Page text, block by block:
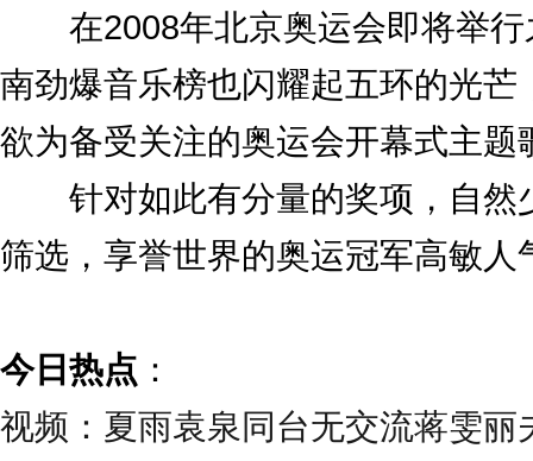
在2008年北京奥运会即将举行
南劲爆音乐榜也闪耀起五环的光芒
欲为备受关注的奥运会开幕式主题
针对如此有分量的奖项，自然
筛选，享誉世界的奥运冠军高敏人
今日热点 ：
视频：夏雨袁泉同台无交流蒋雯丽